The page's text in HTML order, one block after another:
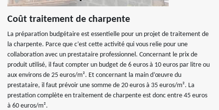
Coût traitement de charpente
La préparation budgétaire est essentielle pour un projet de traitement de
la charpente. Parce que c’est cette activité qui vous relie pour une
collaboration avec un prestataire professionnel. Concernant le prix de
produit utilisé, il faut compter un budget de 6 euros à 10 euros par litre ou
aux environs de 25 euros/m². Et concernant la main d’œuvre du
prestataire, il faut prévoir une somme de 20 euros à 35 euros/m². La
prestation complète en traitement de charpente est donc entre 45 euros
à 60 euros/m².